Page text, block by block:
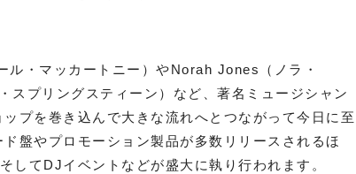
・マッカートニー）やNorah Jones（ノラ・
プリングスティーン）など、著名ミュージシャン
プを巻き込んで大きな流れへとつながって今日に至
盤やプロモーション製品が多数リリースされるほ
してDJイベントなどが盛大に執り行われます。